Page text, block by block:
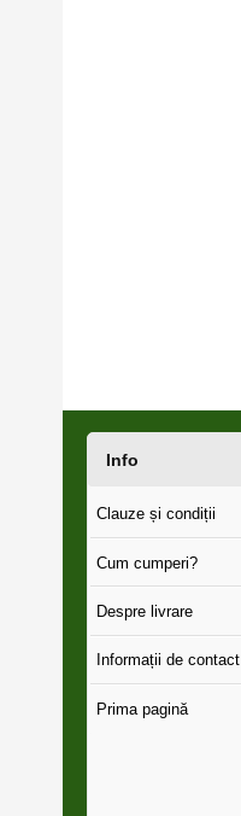
Info
Clauze și condiții
Cum cumperi?
Despre livrare
Informații de contact
Prima pagină